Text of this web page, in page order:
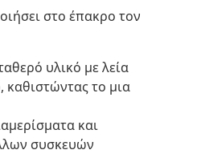
στο έπακρο τον
υλικό με λεία
καθιστώντας το μια
και
συσκευών